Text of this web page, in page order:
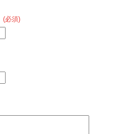
(必須)